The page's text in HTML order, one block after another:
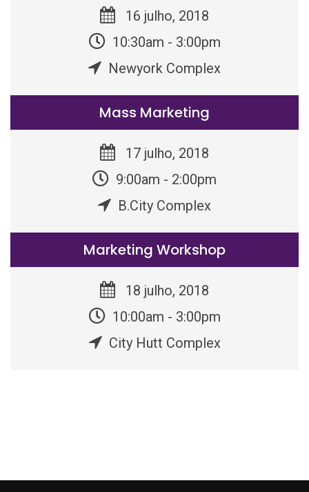
16 julho, 2018
10:30am - 3:00pm
Newyork Complex
Mass Marketing
17 julho, 2018
9:00am - 2:00pm
B.City Complex
Marketing Workshop
18 julho, 2018
10:00am - 3:00pm
City Hutt Complex